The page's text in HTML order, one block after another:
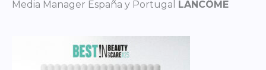
Media Manager España y Portugal
LANCÔME